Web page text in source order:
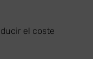
el coste